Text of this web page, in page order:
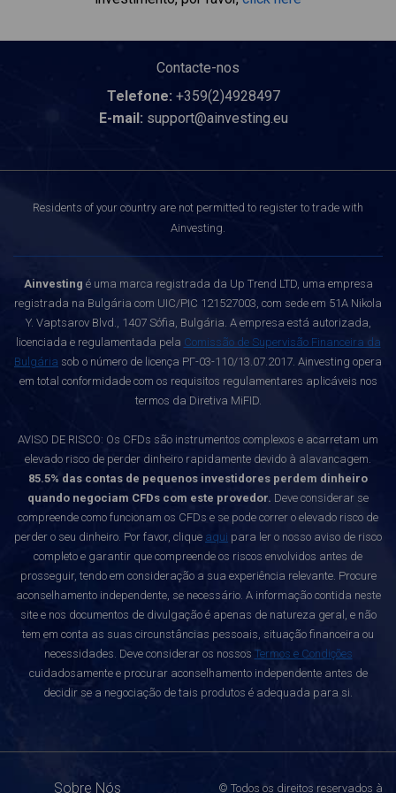
Contacte-nos
Telefone: +359(2)4928497
E-mail: support@ainvesting.eu
Residents of your country are not permitted to register to trade with
Ainvesting.
Ainvesting é uma marca registrada da Up Trend LTD, uma empresa
registrada na Bulgária com UIC/PIC 121527003, com sede em 51A Nikola
Y. Vaptsarov Blvd., 1407 Sófia, Bulgária. A empresa está autorizada,
licenciada e regulamentada pela Comissão de Supervisão Financeira da
Bulgária sob o número de licença РГ-03-110/13.07.2017. Ainvesting opera
em total conformidade com os requisitos regulamentares aplicáveis nos
termos da Diretiva MiFID.
AVISO DE RISCO: Os CFDs são instrumentos complexos e acarretam um
elevado risco de perder dinheiro rapidamente devido à alavancagem.
85.5% das contas de pequenos investidores perdem dinheiro
quando negociam CFDs com este provedor. Deve considerar se
compreende como funcionam os CFDs e se pode correr o elevado risco de
perder o seu dinheiro. Por favor, clique aqui para ler o nosso aviso de risco
completo e garantir que compreende os riscos envolvidos antes de
prosseguir, tendo em consideração a sua experiência relevante. Procure
aconselhamento independente, se necessário. A informação contida neste
site e nos documentos de divulgação é apenas de natureza geral, e não
tem em conta as suas circunstâncias pessoais, situação financeira ou
necessidades. Deve considerar os nossos Termos e Condições
cuidadosamente e procurar aconselhamento independente antes de
decidir se a negociação de tais produtos é adequada para si.
Sobre Nós © Todos os direitos reservados à